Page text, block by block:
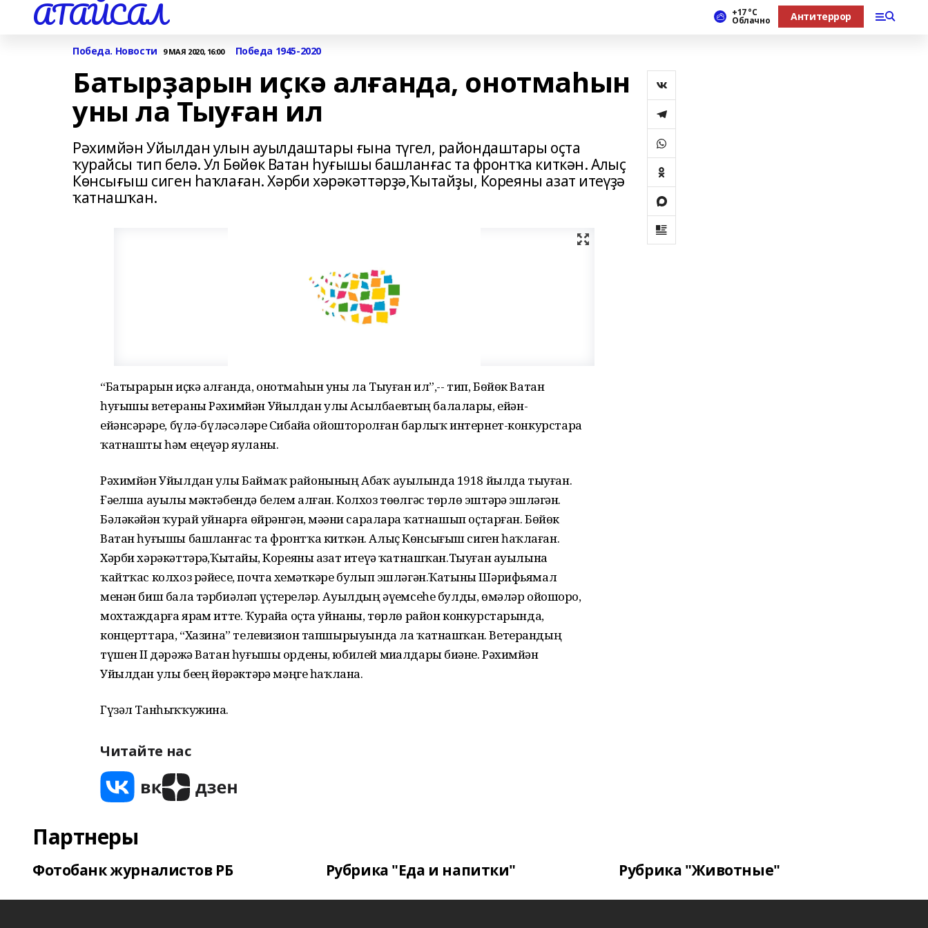
АТАЙСАЛ +17 °С
Облачно Антитеррор
Победа. Новости 9 МАЯ 2020, 16:00 Победа 1945-2020
Батырҙарын иҫкә алғанда, онотмаһын
уны ла Тыуған ил
Рәхимйән Уйылдан улын ауылдаштары ғына түгел, райондаштары оҫта
ҡурайсы тип белә. Ул Бөйөк Ватан һуғышы башланғас та фронтҡа киткән. Алыҫ
Көнсығыш сиген һаҡлаған. Хәрби хәрәкәттәрҙә,Ҡытайҙы, Кореяны азат итеүҙә
ҡатнашҡан.
“Батырҙарын иҫкә алғанда, онотмаһын уны ла Тыуған ил”,-- тип, Бөйөк Ватан
һуғышы ветераны Рәхимйән Уйылдан улы Асылбаевтың балалары, ейән-
ейәнсәрҙәре, бүлә-бүләсәләре Сибайҙа ойошторолған барлыҡ интернет-конкурстарҙа
ҡатнашты һәм еңеүҙәр яуланы.
Рәхимйән Уйылдан улы Баймаҡ районының Абҙаҡ ауылында 1918 йылда тыуған.
Ғәҙелша ауылы мәктәбендә белем алған. Колхоз төҙөлгәс төрлө эштәрҙә эшләгән.
Бәләкәйҙән ҡурай уйнарға өйрәнгән, мәҙәни сараларҙа ҡатнашып оҫтарған. Бөйөк
Ватан һуғышы башланғас та фронтҡа киткән. Алыҫ Көнсығыш сиген һаҡлаған.
Хәрби хәрәкәттәрҙә,Ҡытайҙы, Кореяны азат итеүҙә ҡатнашҡан.Тыуған ауылына
ҡайтҡас колхоз рәйесе, почта хеҙмәткәре булып эшләгән.Ҡатыны Шәрифьямал
менән биш бала тәрбиәләп үҫтерҙеләр. Ауылдың әүҙемсеһе булды, өмәләр ойошорҙо,
мохтаждарға ярҙам итте. Ҡурайҙа оҫта уйнаны, төрлө район конкурстарында,
концерттарҙа, “Хазина” телевизион тапшырыуында ла ҡатнашҡан. Ветерандың
түшен II дәрәжә Ватан һуғышы ордены, юбилей миҙалдары биҙәне. Рәхимйән
Уйылдан улы беҙҙең йөрәктәрҙә мәңге һаҡлана.
Гүзәл Танһыҡҡужина.
Читайте нас
Партнеры
Фотобанк журналистов РБ Рубрика "Еда и напитки" Рубрика "Животные"